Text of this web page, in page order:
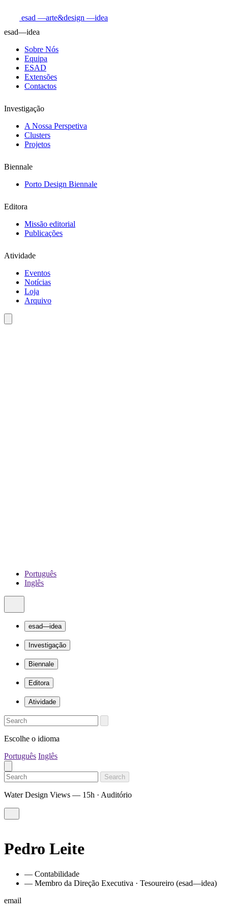
esad —arte&design —idea
esad—idea
Sobre Nós
Equipa
ESAD
Extensões
Contactos
Investigação
A Nossa Perspetiva
Clusters
Projetos
Biennale
Porto Design Biennale
Editora
Missão editorial
Publicações
Atividade
Eventos
Notícias
Loja
Arquivo
Português
Inglês
esad—idea
Investigação
Biennale
Editora
Atividade
Escolhe o idioma
Português Inglês
Search
Water Design Views — 15h · Auditório
Pedro Leite
— Contabilidade
— Membro da Direção Executiva · Tesoureiro (esad—idea)
email